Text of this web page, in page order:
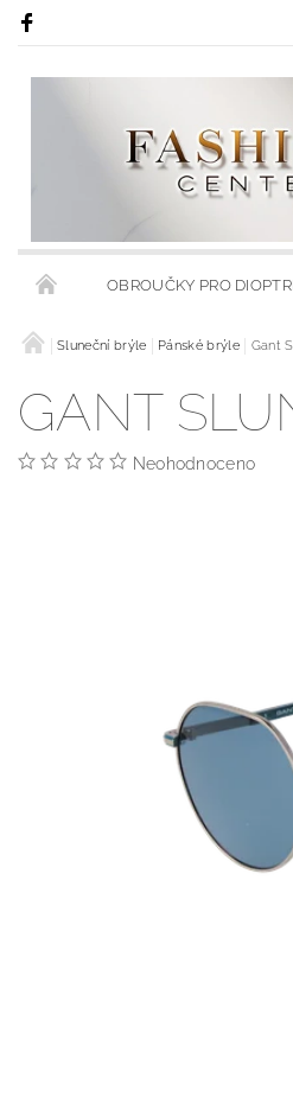
OBROUČKY PRO
RÁMY S KLIPSY NA SLUNEČNÍ
OBCHODNÍ PODMÍNKY
Sluneční brýle Pánské brýle Gant
GANT
Neohodnoceno